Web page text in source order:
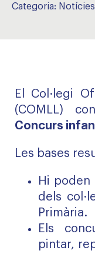
Categoria: Notícies
El Col·legi
(COMLL)
Concurs
Les bases
Hi poden
dels
Primària.
Els
pintar,